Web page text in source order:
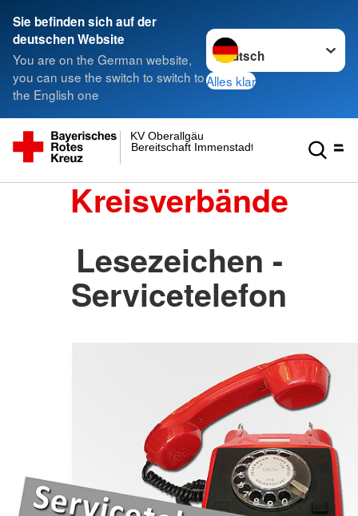
Sie befinden sich auf der
deutschen Website
You are on the German website,
you can use the switch to switch to
the English one
Sprache wechseln zu
Alles klar
Bereitschaft Immenstadt
KV Oberallgäu
Kreisverbände
Lesezeichen -
Servicetelefon